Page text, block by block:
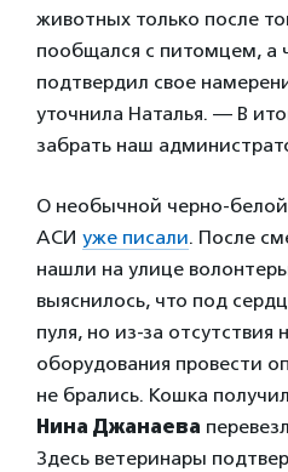
животных только после
пообщался с питомцем, а
подтвердил свое
уточнила Наталья. — В
забрать наш
О необычной черно-
АСИ уже писали. После
нашли на улице
выяснилось, что под
пуля, но из-за отсутствия
оборудования провести
не брались. Кошка
Нина Джанаева
Здесь ветеринары